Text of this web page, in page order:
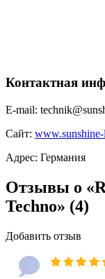
Контактная
E-mail:
Сайт:
Адрес: Германия
Отзывы о
Techno» (4)
Добавить отзыв